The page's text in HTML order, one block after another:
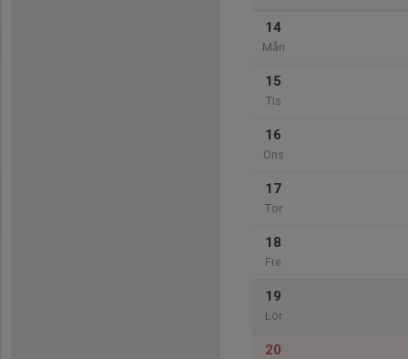
14
Mån
15
Tis
16
Ons
17
Tor
18
Fre
19
Lör
20